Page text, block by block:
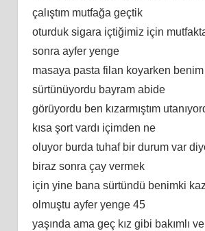
çalıştım mutfağa geçtik
oturduk sigara içtiğimiz için
sonra ayfer yenge
masaya pasta filan koyarken benim
sürtünüyordu bayram abide
görüyordu ben kızarmıştım
kısa şort vardı içimden ne
oluyor burda tuhaf bir durum var
biraz sonra çay vermek
için yine bana sürtündü benimki
olmuştu ayfer yenge 45
yaşında ama geç kız gibi bakımlı